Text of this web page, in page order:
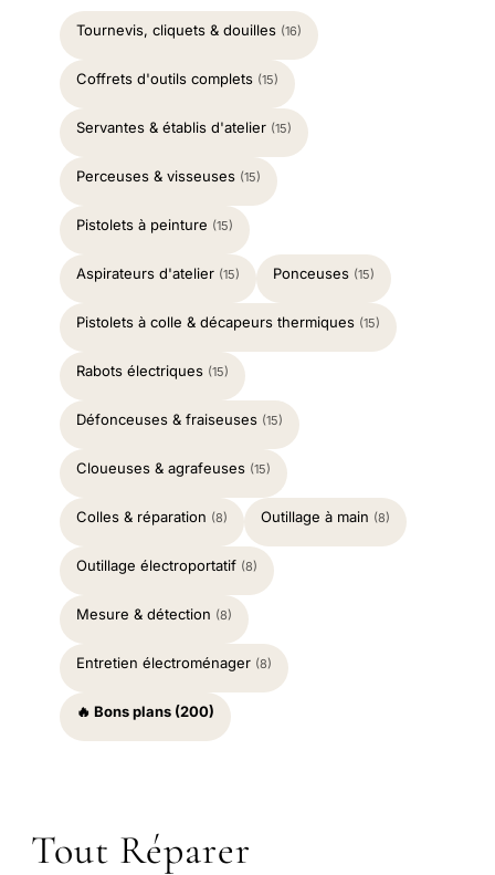
Tournevis, cliquets & douilles (16)
Coffrets d'outils complets (15)
Servantes & établis d'atelier (15)
Perceuses & visseuses (15)
Pistolets à peinture (15)
Aspirateurs d'atelier (15) Ponceuses (15)
Pistolets à colle & décapeurs thermiques (15)
Rabots électriques (15)
Défonceuses & fraiseuses (15)
Cloueuses & agrafeuses (15)
Colles & réparation (8) Outillage à main (8)
Outillage électroportatif (8)
Mesure & détection (8)
Entretien électroménager (8)
🔥 Bons plans (200)
Tout Réparer